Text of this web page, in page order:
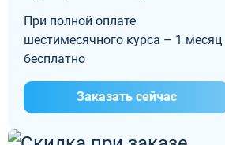
При полной оплате
шестимесячного курса – 1 месяц
бесплатно
Заказать сейчас